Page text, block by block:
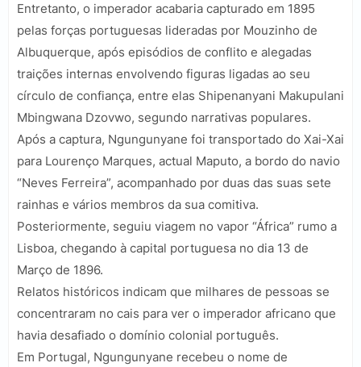
Entretanto, o imperador acabaria capturado em 1895
pelas forças portuguesas lideradas por Mouzinho de
Albuquerque, após episódios de conflito e alegadas
traições internas envolvendo figuras ligadas ao seu
círculo de confiança, entre elas Shipenanyani Makupulani
Mbingwana Dzovwo, segundo narrativas populares.
Após a captura, Ngungunyane foi transportado do Xai-Xai
para Lourenço Marques, actual Maputo, a bordo do navio
“Neves Ferreira”, acompanhado por duas das suas sete
rainhas e vários membros da sua comitiva.
Posteriormente, seguiu viagem no vapor “África” rumo a
Lisboa, chegando à capital portuguesa no dia 13 de
Março de 1896.
Relatos históricos indicam que milhares de pessoas se
concentraram no cais para ver o imperador africano que
havia desafiado o domínio colonial português.
Em Portugal, Ngungunyane recebeu o nome de